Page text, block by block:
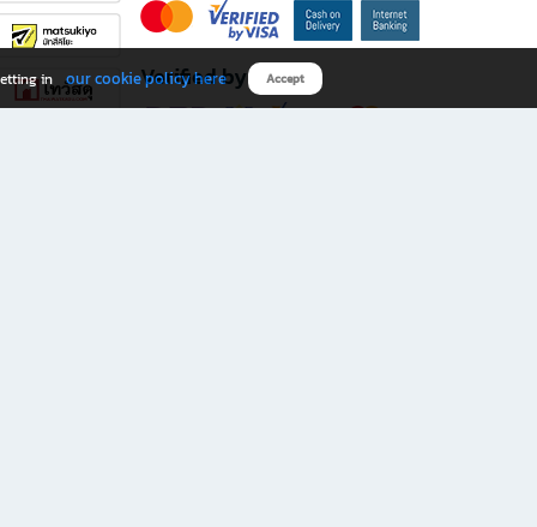
Verified by
in our cookie policy here Accept